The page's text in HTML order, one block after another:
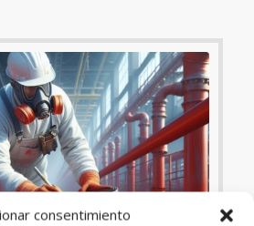
consentimiento